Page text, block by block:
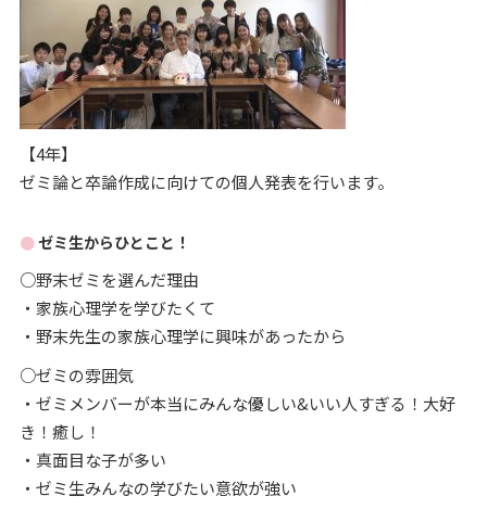
【4年】
ゼミ論と卒論作成に向けての個人発表を行います。
ゼミ生からひとこと！
○野末ゼミを選んだ理由
・家族心理学を学びたくて
・野末先生の家族心理学に興味があったから
○ゼミの雰囲気
・ゼミメンバーが本当にみんな優しい&いい人すぎる！大好
き！癒し！
・真面目な子が多い
・ゼミ生みんなの学びたい意欲が強い